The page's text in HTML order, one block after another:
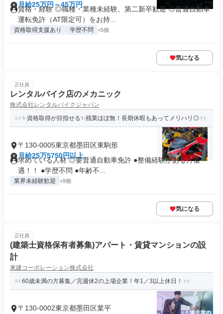
月給25万円～45万円
資格・経験 ◎職種・業種未経験、第二新卒歓迎 ◎普通自動車
運転免許（AT限定可）をお持...
資格取得支援あり 学歴不問 +5個
気になる
正社員
レンタルバイク店のメカニック
株式会社レンタルバイクジャパン
✨資格取得が目指せる✨残業ほぼ無！長期休暇もあってメリハリ◎
〒130-0005東京都墨田区東駒形
月給25万5750円以上
求めている人材 ◎要普通自動車免許 ●整備経験がある方優
遇！！ ●学歴不問 ●年齢不...
業界未経験歓迎 +9個
気になる
正社員
(建築士資格保有者募集)アパート・賃貸マンションの設
計
東建コーポレーション株式会社
60歳未満の方募集／完週休2の上場企業！年1／3以上休日！
〒130-0002東京都墨田区業平